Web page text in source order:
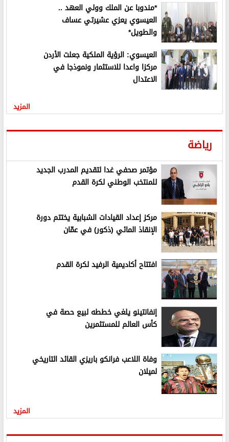
*مندوبا عن الملك وولي العهد ..
العيسوي يعزي عشيرتي عساف
والطويل*
العيسوي: الرؤية الملكية جعلت الأردن
مركزا واعدا للاستثمار ونموذجا في
الاعتدال
المزيد
رياضة
مؤتمر صحفي غدا لتقديم المدرب الجديد
للمنتخب الوطني لكرة القدم
مركز إعداد القيادات الشبابية يختتم دورة
الإنقاذ المائي (ذكور) في عمّان
افتتاح أكاديمية الرفيد لكرة القدم
إنفانتينو يلغي خططه لبيع حصة في
كأس العالم للمستثمرين
وفاة اللاعب فرانكو باريزي القائد التاريخي
لميلان
المزيد